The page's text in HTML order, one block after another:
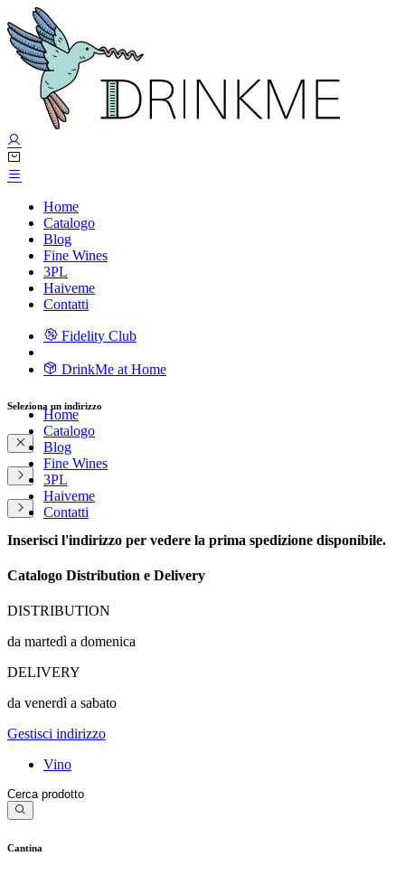
Home
Catalogo
Blog
Fine Wines
3PL
Haiveme
Contatti
Fidelity Club
DrinkMe at Home
Home
Catalogo
Blog
Fine Wines
3PL
Haiveme
Contatti
Seleziona un indirizzo
Inserisci l'indirizzo per vedere la prima spedizione disponibile.
Catalogo Distribution e Delivery
DISTRIBUTION
da martedì a domenica
DELIVERY
da venerdì a sabato
Gestisci indirizzo
Vino
Cantina